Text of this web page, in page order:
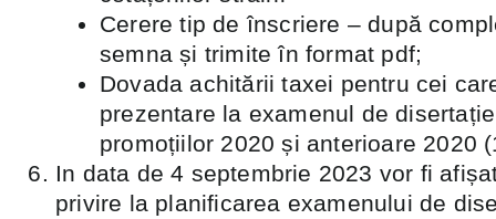
Cerere tip de înscriere – după
semna și trimite în format pdf;
Dovada achitării taxei pentru cei
prezentare la examenul de
promoțiilor 2020 și anterioare 2020
In data de 4 septembrie 2023 vor fi
privire la planificarea examenului de